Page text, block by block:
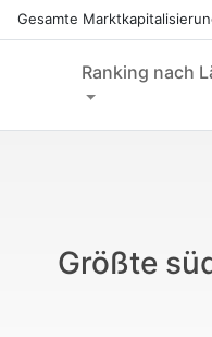
Gesamte
Ranking nach
Größte